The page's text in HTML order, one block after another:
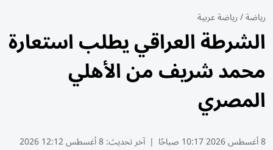
رياضة/رياضة عربية
الشرطة العراقي يطلب استعارة
محمد شريف من الأهلي
المصري
8 أغسطس 2026 10:17 صباحًا | آخر تحديث:8 أغسطس 12:12 2026